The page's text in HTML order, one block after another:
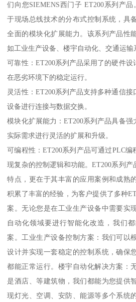
们向您SIEMENS西门子 ET200系列产
于现场总线技术的分布式控制系统，具
全面的模块化扩展能力。该系列产品性
如工业生产设备、楼宇自动化、交通运输
可靠性：ET200系列产品采用了的硬件
在恶劣环境下的稳定运行。
灵活性：ET200系列产品支持多种通信
设备进行连接与数据交换。
模块化扩展能力：ET200系列产品具备
实际需求进行灵活的扩展和升级。
可编程性：ET200系列产品可通过PLC
现复杂的控制逻辑和功能。ET200系列
特点，更在于其丰富的应用案例和成熟
积累了丰富的经验，为客户提供了多种
案。无论您是在工业生产设备中需要实
自动化领域要进行智能化改造，我们
案。工业生产设备控制方案：我们可以
设计并实现一套稳定的控制系统，确保
都能正常运行。楼宇自动化解决方案：
是酒店、等建筑物，我们都能为您提供
现灯光、空调、安防、能源等多个系统